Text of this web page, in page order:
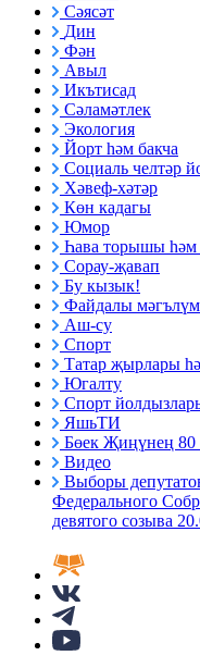
Сәясәт
Дин
Фән
Авыл
Икътисад
Сәламәтлек
Экология
Йорт һәм бакча
Социаль челтәр
Хәвеф-хәтәр
Көн кадагы
Юмор
Һава торышы һәм
Сорау-җавап
Бу кызык!
Файдалы
Аш-су
Спорт
Татар җырлары
Югалту
Спорт
ЯшьТИ
Бөек Җиңүнең 80
Видео
Выборы
Федерального
девятого созыва